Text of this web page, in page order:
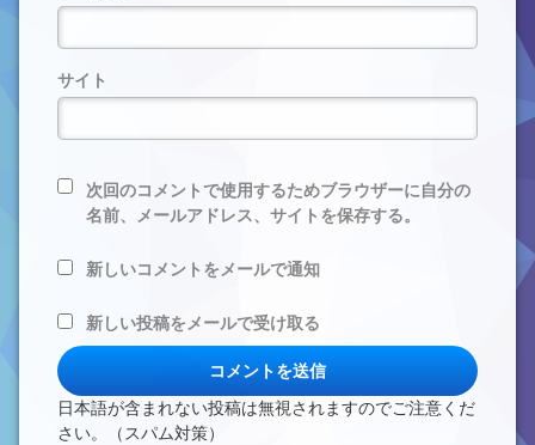
サイト
次回のコメントで使用するためブラウザーに自分の
名前、メールアドレス、サイトを保存する。
新しいコメントをメールで通知
新しい投稿をメールで受け取る
日本語が含まれない投稿は無視されますのでご注意くだ
さい。（スパム対策）